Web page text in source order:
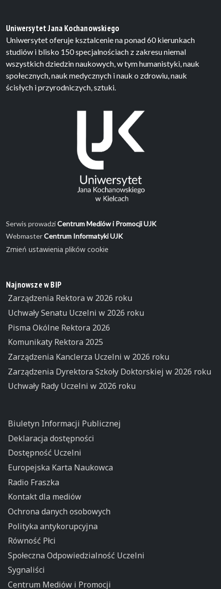
Uniwersytet Jana Kochanowskiego
Uniwersytet oferuje ksztalcenie na ponad 60 kierunkach
studiów i blisko 150 specjalnościach z zakresu niemal
wszystkich dziedzin naukowych, w tym humanistyki, nauk
społecznych, nauk medycznych i nauk o zdrowiu, nauk
ścisłych i przyrodniczych, sztuki.
Serwis prowadziCentrum Mediów i Promocji UJK
WebmasterCentrum Informatyki UJK
Zmień ustawienia plików cookie
Najnowsze w BIP
Zarządzenia Rektora w 2026 roku
Uchwały Senatu Uczelni w 2026 roku
Pisma Okólne Rektora 2026
Komunikaty Rektora 2025
Zarządzenia Kanclerza Uczelni w 2026 roku
Zarządzenia Dyrektora Szkoły Doktorskiej w 2026 roku
Uchwały Rady Uczelni w 2026 roku
Biuletyn Informacji Publicznej
Deklaracja dostępności
Dostępność Uczelni
Europejska Karta Naukowca
Radio Fraszka
Kontakt dla mediów
Ochrona danych osobowych
Polityka antykorupcyjna
Równość Płci
Społeczna Odpowiedzialność Uczelni
Sygnaliści
Centrum Mediów i Promocji